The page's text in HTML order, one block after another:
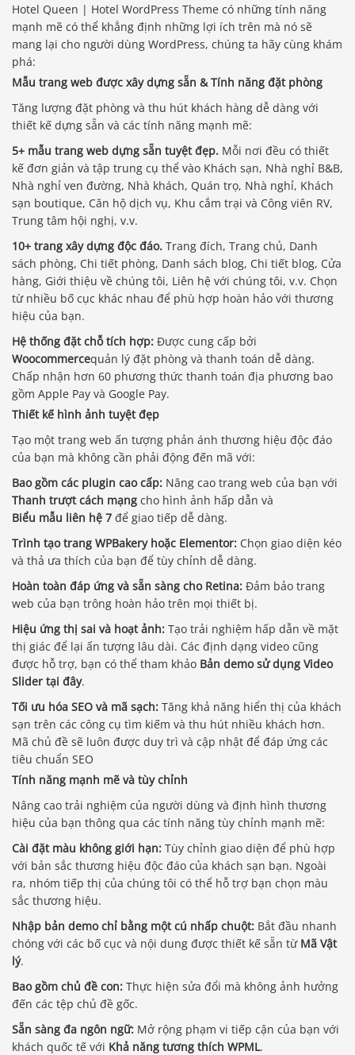
Hotel Queen | Hotel WordPress Theme có những tính năng
mạnh mẽ có thể khẳng định những lợi ích trên mà nó sẽ
mang lại cho người dùng WordPress, chúng ta hãy cùng khám
phá:
Mẫu trang web được xây dựng sẵn & Tính năng đặt phòng
Tăng lượng đặt phòng và thu hút khách hàng dễ dàng với
thiết kế dựng sẵn và các tính năng mạnh mẽ:
5+ mẫu trang web dựng sẵn tuyệt đẹp. Mỗi nơi đều có thiết
kế đơn giản và tập trung cụ thể vào Khách sạn, Nhà nghỉ B&B,
Nhà nghỉ ven đường, Nhà khách, Quán trọ, Nhà nghỉ, Khách
sạn boutique, Căn hộ dịch vụ, Khu cắm trại và Công viên RV,
Trung tâm hội nghị, v.v.
10+ trang xây dựng độc đáo. Trang đích, Trang chủ, Danh
sách phòng, Chi tiết phòng, Danh sách blog, Chi tiết blog, Cửa
hàng, Giới thiệu về chúng tôi, Liên hệ với chúng tôi, v.v. Chọn
từ nhiều bố cục khác nhau để phù hợp hoàn hảo với thương
hiệu của bạn.
Hệ thống đặt chỗ tích hợp: Được cung cấp bởi
Woocommercequản lý đặt phòng và thanh toán dễ dàng.
Chấp nhận hơn 60 phương thức thanh toán địa phương bao
gồm Apple Pay và Google Pay.
Thiết kế hình ảnh tuyệt đẹp
Tạo một trang web ấn tượng phản ánh thương hiệu độc đáo
của bạn mà không cần phải động đến mã với:
Bao gồm các plugin cao cấp: Nâng cao trang web của bạn với
Thanh trượt cách mạng cho hình ảnh hấp dẫn và
Biểu mẫu liên hệ 7 để giao tiếp dễ dàng.
Trình tạo trang WPBakery hoặc Elementor: Chọn giao diện kéo
và thả ưa thích của bạn để tùy chỉnh dễ dàng.
Hoàn toàn đáp ứng và sẵn sàng cho Retina: Đảm bảo trang
web của bạn trông hoàn hảo trên mọi thiết bị.
Hiệu ứng thị sai và hoạt ảnh: Tạo trải nghiệm hấp dẫn về mặt
thị giác để lại ấn tượng lâu dài. Các định dạng video cũng
được hỗ trợ, bạn có thể tham khảo Bản demo sử dụng Video
Slider tại đây.
Tối ưu hóa SEO và mã sạch: Tăng khả năng hiển thị của khách
sạn trên các công cụ tìm kiếm và thu hút nhiều khách hơn.
Mã chủ đề sẽ luôn được duy trì và cập nhật để đáp ứng các
tiêu chuẩn SEO
Tính năng mạnh mẽ và tùy chỉnh
Nâng cao trải nghiệm của người dùng và định hình thương
hiệu của bạn thông qua các tính năng tùy chỉnh mạnh mẽ:
Cài đặt màu không giới hạn: Tùy chỉnh giao diện để phù hợp
với bản sắc thương hiệu độc đáo của khách sạn bạn. Ngoài
ra, nhóm tiếp thị của chúng tôi có thể hỗ trợ bạn chọn màu
sắc thương hiệu.
Nhập bản demo chỉ bằng một cú nhấp chuột: Bắt đầu nhanh
chóng với các bố cục và nội dung được thiết kế sẵn từ Mã Vật
lý.
Bao gồm chủ đề con: Thực hiện sửa đổi mà không ảnh hưởng
đến các tệp chủ đề gốc.
Sẵn sàng đa ngôn ngữ: Mở rộng phạm vi tiếp cận của bạn với
khách quốc tế với Khả năng tương thích WPML.